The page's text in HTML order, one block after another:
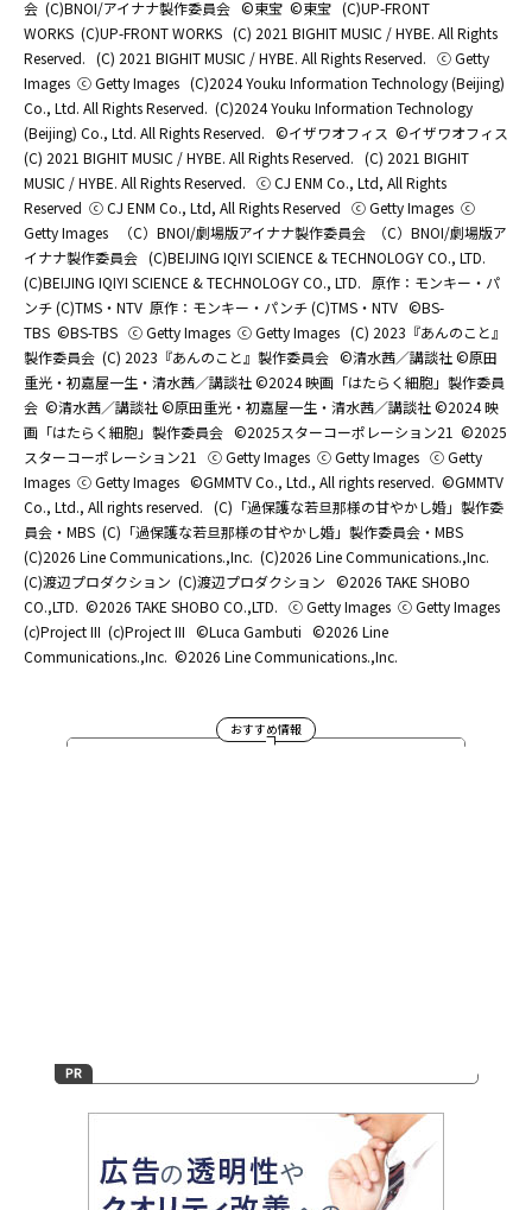
会 (C)BNOI/アイナナ製作委員会 ©東宝 ©東宝 (C)UP-FRONT
WORKS (C)UP-FRONT WORKS (C) 2021 BIGHIT MUSIC / HYBE. All Rights
Reserved. (C) 2021 BIGHIT MUSIC / HYBE. All Rights Reserved. ⓒ Getty
Images ⓒ Getty Images (C)2024 Youku Information Technology (Beijing)
Co., Ltd. All Rights Reserved. (C)2024 Youku Information Technology
(Beijing) Co., Ltd. All Rights Reserved. ©イザワオフィス ©イザワオフィス
(C) 2021 BIGHIT MUSIC / HYBE. All Rights Reserved. (C) 2021 BIGHIT
MUSIC / HYBE. All Rights Reserved. ⓒ CJ ENM Co., Ltd, All Rights
Reserved ⓒ CJ ENM Co., Ltd, All Rights Reserved ⓒ Getty Images ⓒ
Getty Images
（C）BNOI/劇場版アイナナ製作委員会
（C）BNOI/劇場版ア
イナナ製作委員会 (C)BEIJING IQIYI SCIENCE & TECHNOLOGY CO., LTD.
(C)BEIJING IQIYI SCIENCE & TECHNOLOGY CO., LTD.
原作：モンキー・パ
ンチ (C)TMS・NTV 原作：モンキー・パンチ (C)TMS・NTV ©BS-
TBS ©BS-TBS ⓒ Getty Images ⓒ Getty Images (C) 2023『あんのこと』
製作委員会 (C) 2023『あんのこと』製作委員会 ©清水茜／講談社 ©原田
重光・初嘉屋一生・清水茜／講談社 ©2024 映画「はたらく細胞」製作委員
会 ©清水茜／講談社 ©原田重光・初嘉屋一生・清水茜／講談社 ©2024 映
画「はたらく細胞」製作委員会 ©2025スターコーポレーション21 ©2025
スターコーポレーション21
ⓒ Getty Images ⓒ Getty Images ⓒ Getty
Images ⓒ Getty Images ©GMMTV Co., Ltd., All rights reserved. ©GMMTV
Co., Ltd., All rights reserved. (C)「過保護な若旦那様の甘やかし婚」製作委
員会・MBS (C)「過保護な若旦那様の甘やかし婚」製作委員会・MBS
(C)2026 Line Communications.,Inc. (C)2026 Line Communications.,Inc.
(C)渡辺プロダクション (C)渡辺プロダクション ©2026 TAKE SHOBO
CO.,LTD. ©2026 TAKE SHOBO CO.,LTD. ⓒ Getty Images ⓒ Getty Images
(c)Project III (c)Project III ©Luca Gambuti ©2026 Line
Communications.,Inc. ©2026 Line Communications.,Inc.
おすすめ情報